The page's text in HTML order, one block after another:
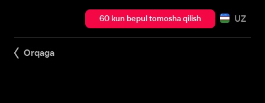
60 kun bepul tomosha qilish UZ
Orqaga